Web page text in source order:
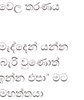
තරණය
යන්න
බැරි වුණොත්
එපා” මට